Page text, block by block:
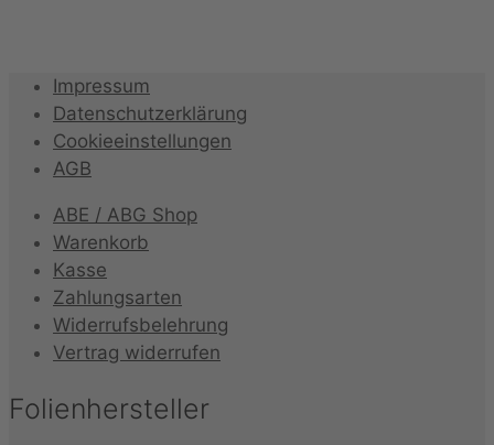
Impressum
Datenschutzerklärung
Cookieeinstellungen
AGB
ABE / ABG Shop
Warenkorb
Kasse
Zahlungsarten
Widerrufsbelehrung
Vertrag widerrufen
Folienhersteller